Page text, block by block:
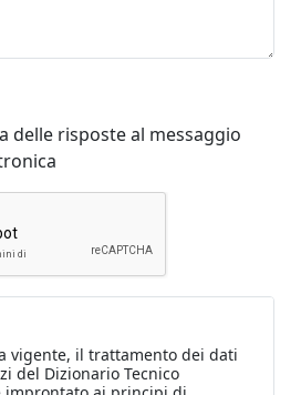
delle risposte al messaggio